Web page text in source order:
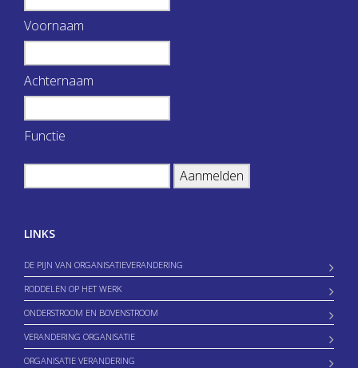
Voornaam
Achternaam
Functie
LINKS
DE PIJN VAN ORGANISATIEVERANDERING
RODDELEN OP HET WERK
ONDERSTROOM EN BOVENSTROOM
VERANDERING ORGANISATIE
ORGANISATIE VERANDERING